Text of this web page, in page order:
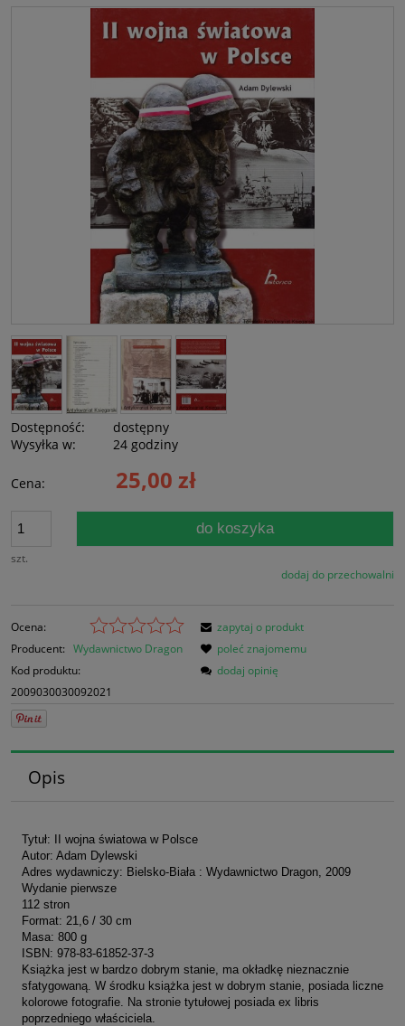
Dostępność:
dostępny
Wysyłka w:
24 godziny
Cena: 25,00 zł
szt.
do koszyka
dodaj do przechowalni
Ocena:
Producent: Wydawnictwo Dragon
Kod produktu:
2009030030092021
zapytaj o produkt
poleć znajomemu
dodaj opinię
Opis
Tytuł: II wojna światowa w Polsce
Autor: Adam Dylewski
Adres wydawniczy: Bielsko-Biała : Wydawnictwo Dragon, 2009
Wydanie pierwsze
112 stron
Format: 21,6 / 30 cm
Masa: 800 g
ISBN: 978-83-61852-37-3
Książka jest w bardzo dobrym stanie, ma okładkę nieznacznie
sfatygowaną. W środku książka jest w dobrym stanie, posiada liczne
kolorowe fotografie. Na stronie tytułowej posiada ex libris
poprzedniego właściciela.